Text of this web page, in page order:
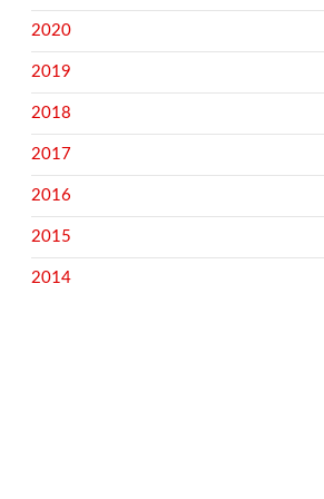
2020
2019
2018
2017
2016
2015
2014